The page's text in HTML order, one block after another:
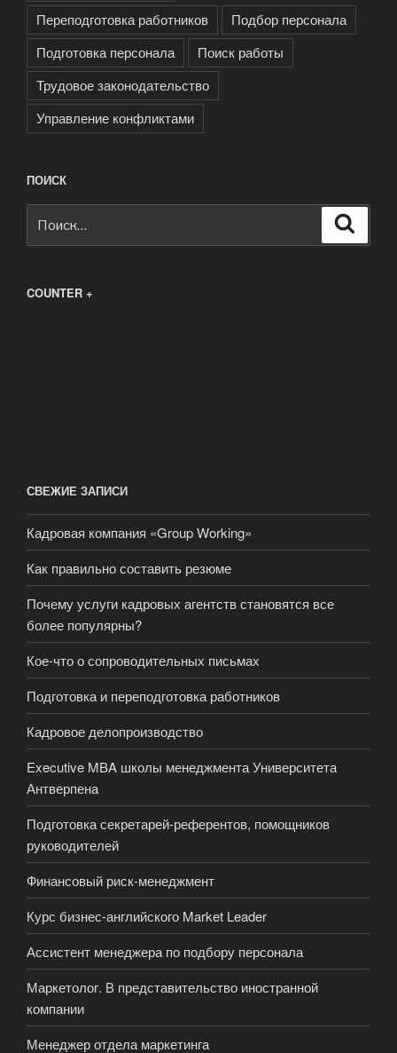
Переподготовка работников
Подбор персонала
Подготовка персонала
Поиск работы
Трудовое законодательство
Управление конфликтами
ПОИСК
COUNTER +
СВЕЖИЕ ЗАПИСИ
Кадровая компания «Group Working»
Как правильно составить резюме
Почему услуги кадровых агентств становятся все
более популярны?
Кое-что о сопроводительных письмах
Подготовка и переподготовка работников
Кадровое делопроизводство
Executive MBA школы менеджмента Университета
Антверпена
Подготовка секретарей-референтов, помощников
руководителей
Финансовый риск-менеджмент
Курс бизнес-английского Market Leader
Ассистент менеджера по подбору персонала
Маркетолог. В представительство иностранной
компании
Менеджер отдела маркетинга